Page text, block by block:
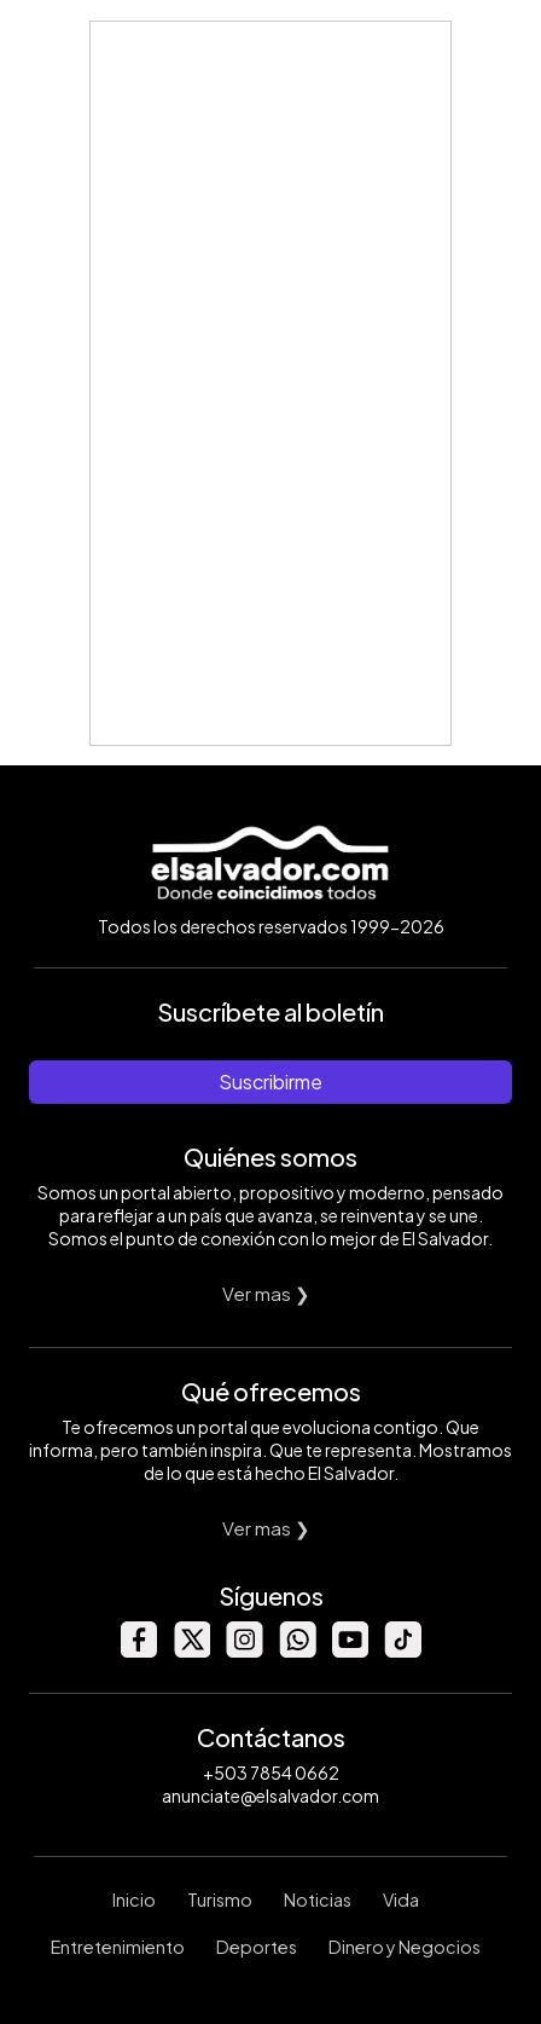
Todos los derechos reservados 1999-2026
Suscríbete al boletín
Suscribirme
Quiénes somos
Somos un portal abierto, propositivo y moderno, pensado
para reflejar a un país que avanza, se reinventa y se une.
Somos el punto de conexión con lo mejor de El Salvador.
Ver mas ❯
Qué ofrecemos
Te ofrecemos un portal que evoluciona contigo. Que
informa, pero también inspira. Que te representa. Mostramos
de lo que está hecho El Salvador.
Ver mas ❯
Síguenos
Contáctanos
+503 7854 0662
anunciate@elsalvador.com
Inicio Turismo Noticias Vida
Entretenimiento Deportes Dinero y Negocios